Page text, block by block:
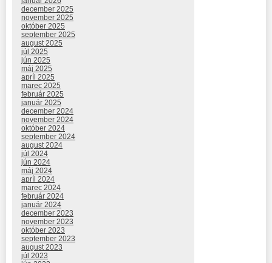
december 2025
november 2025
október 2025
september 2025
august 2025
júl 2025
jún 2025
máj 2025
apríl 2025
marec 2025
február 2025
január 2025
december 2024
november 2024
október 2024
september 2024
august 2024
júl 2024
jún 2024
máj 2024
apríl 2024
marec 2024
február 2024
január 2024
december 2023
november 2023
október 2023
september 2023
august 2023
júl 2023